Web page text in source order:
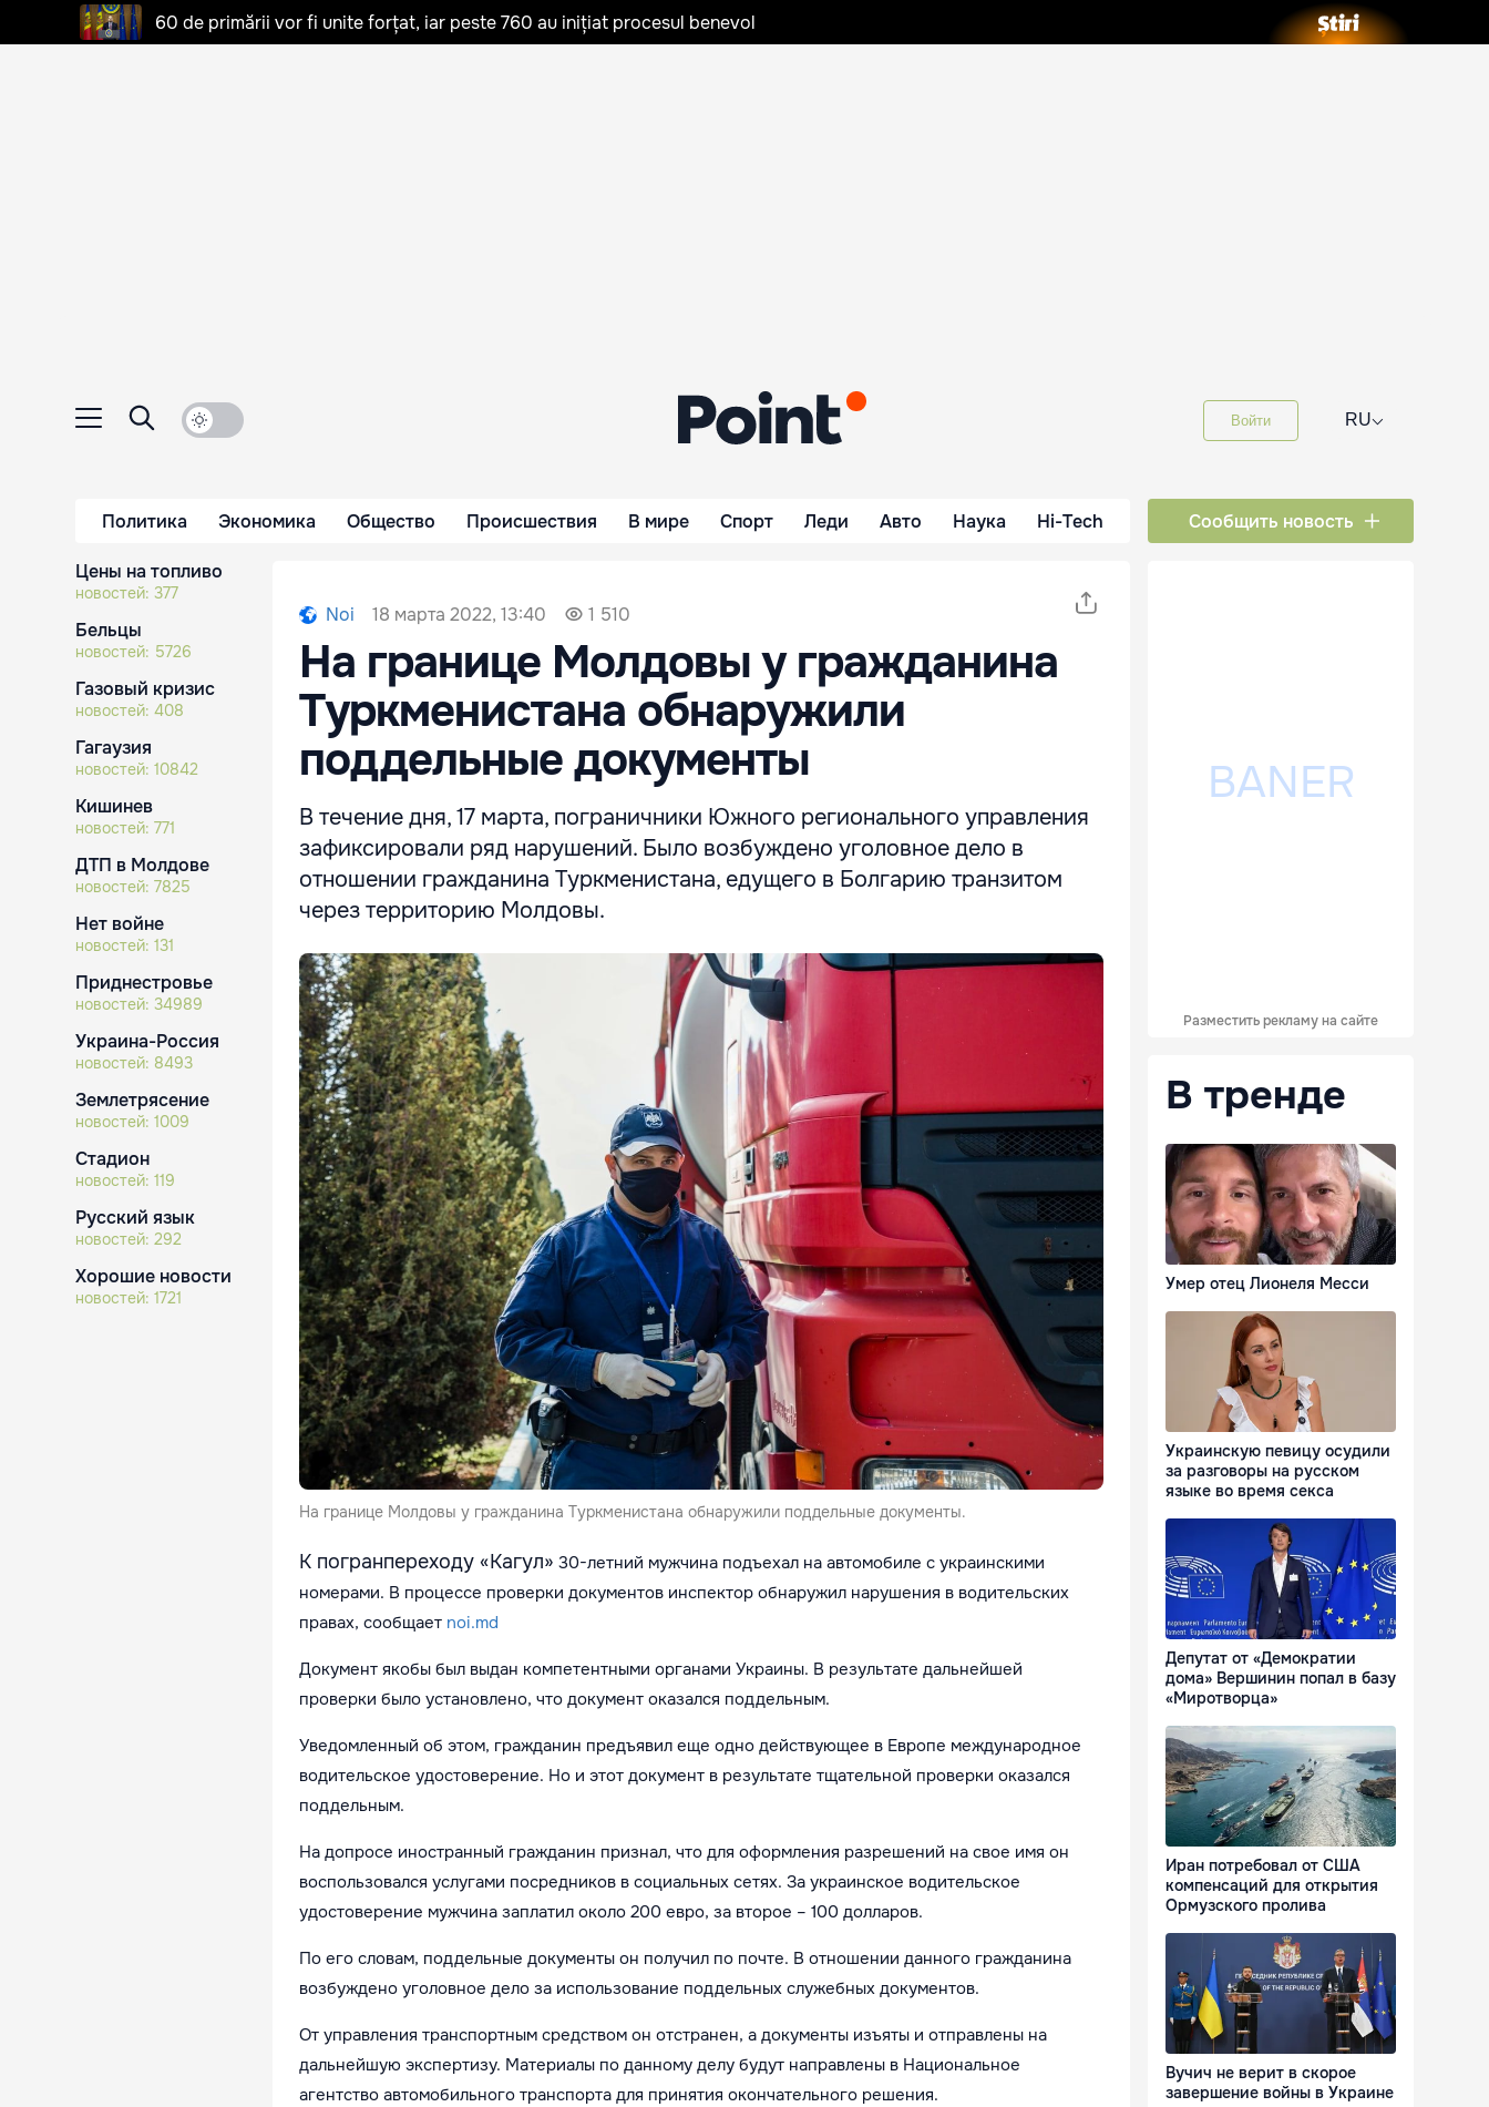
60 de primării vor fi unite forțat, iar peste 760 au inițiat procesul benevol
Войти RU⌵
Политика Экономика Общество Происшествия В мире Спорт Леди Авто Наука Hi-Tech Сообщить новость
Цены на топливо
новостей: 377
Бельцы
новостей: 5726
Газовый кризис
новостей: 408
Гагаузия
новостей: 10842
Кишинев
новостей: 771
ДТП в Молдове
новостей: 7825
Нет войне
новостей: 131
Приднестровье
новостей: 34989
Украина-Россия
новостей: 8493
Землетрясение
новостей: 1009
Стадион
новостей: 119
Русский язык
новостей: 292
Хорошие новости
новостей: 1721
Noi 18 марта 2022, 13:40 1 510
На границе Молдовы у гражданина
Туркменистана обнаружили
поддельные документы
В течение дня, 17 марта, пограничники Южного регионального управления
зафиксировали ряд нарушений. Было возбуждено уголовное дело в
отношении гражданина Туркменистана, едущего в Болгарию транзитом
через территорию Молдовы.
На границе Молдовы у гражданина Туркменистана обнаружили поддельные документы.
К погранпереходу «Кагул» 30-летний мужчина подъехал на автомобиле с украинскими
номерами. В процессе проверки документов инспектор обнаружил нарушения в водительских
правах, сообщает noi.md
Документ якобы был выдан компетентными органами Украины. В результате дальнейшей
проверки было установлено, что документ оказался поддельным.
Уведомленный об этом, гражданин предъявил еще одно действующее в Европе международное
водительское удостоверение. Но и этот документ в результате тщательной проверки оказался
поддельным.
На допросе иностранный гражданин признал, что для оформления разрешений на свое имя он
воспользовался услугами посредников в социальных сетях. За украинское водительское
удостоверение мужчина заплатил около 200 евро, за второе – 100 долларов.
По его словам, поддельные документы он получил по почте. В отношении данного гражданина
возбуждено уголовное дело за использование поддельных служебных документов.
От управления транспортным средством он отстранен, а документы изъяты и отправлены на
дальнейшую экспертизу. Материалы по данному делу будут направлены в Национальное
агентство автомобильного транспорта для принятия окончательного решения.
Разместить рекламу на сайте
В тренде
Умер отец Лионеля Месси
Украинскую певицу осудили
за разговоры на русском
языке во время секса
Депутат от «Демократии
дома» Вершинин попал в базу
«Миротворца»
Иран потребовал от США
компенсаций для открытия
Ормузского пролива
Вучич не верит в скорое
завершение войны в Украине